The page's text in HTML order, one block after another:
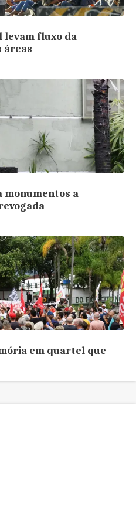
levam fluxo da
áreas
monumentos a
em quartel que